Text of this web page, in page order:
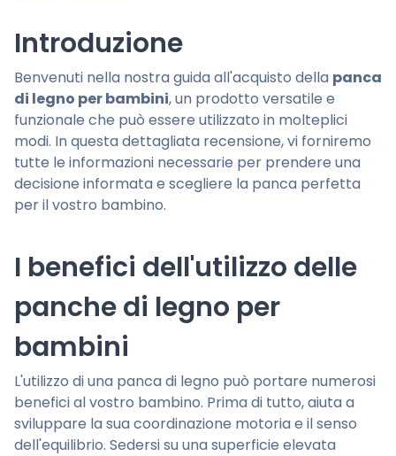
Introduzione
Benvenuti nella nostra guida all'acquisto della panca
di legno per bambini, un prodotto versatile e
funzionale che può essere utilizzato in molteplici
modi. In questa dettagliata recensione, vi forniremo
tutte le informazioni necessarie per prendere una
decisione informata e scegliere la panca perfetta
per il vostro bambino.
I benefici dell'utilizzo delle
panche di legno per
bambini
L'utilizzo di una panca di legno può portare numerosi
benefici al vostro bambino. Prima di tutto, aiuta a
sviluppare la sua coordinazione motoria e il senso
dell'equilibrio. Sedersi su una superficie elevata